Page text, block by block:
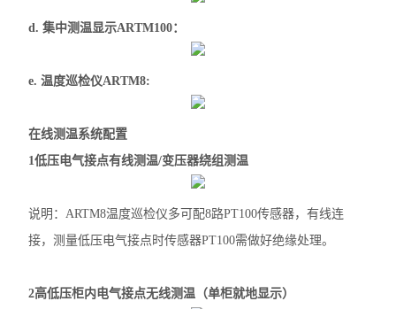
智能照明控制系统
光伏直流绝缘监测装置
电力监控系统
中压PT并列保护装置
d. 集中测温显示ARTM100：
e. 温度巡检仪ARTM8:
在线测温系统配置
1低压电气接点有线测温/变压器绕组测温
说明：ARTM8温度巡检仪多可配8路PT100传感器，有线连
接，测量低压电气接点时传感器PT100需做好绝缘处理。
2高低压柜内电气接点无线测温（单柜就地显示）